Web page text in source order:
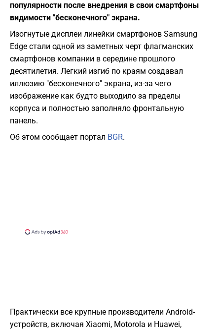
популярности после внедрения в свои смартфоны
видимости "бесконечного" экрана.
Изогнутые дисплеи линейки смартфонов Samsung
Edge стали одной из заметных черт флагманских
смартфонов компании в середине прошлого
десятилетия. Легкий изгиб по краям создавал
иллюзию "бесконечного" экрана, из-за чего
изображение как будто выходило за пределы
корпуса и полностью заполняло фронтальную
панель.
Об этом сообщает портал BGR.
Практически все крупные производители Android-
устройств, включая Xiaomi, Motorola и Huawei,